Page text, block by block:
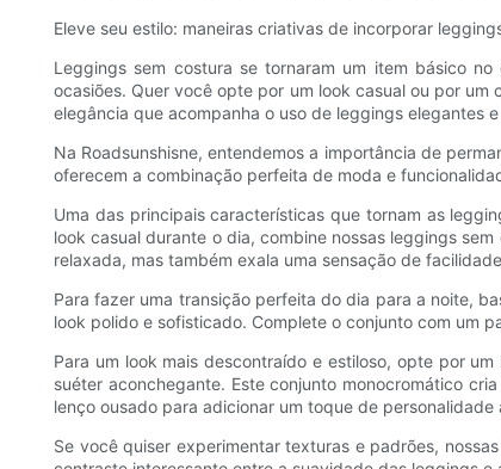
Eleve seu estilo: maneiras criativas de incorporar
Leggings sem costura se tornaram um item básico
ocasiões. Quer você opte por um look casual ou por
elegância que acompanha o uso de leggings elegantes
Na Roadsunshisne, entendemos a importância de
oferecem a combinação perfeita de moda e
Uma das principais características que tornam as
look casual durante o dia, combine nossas leggings
relaxada, mas também exala uma sensação de
Para fazer uma transição perfeita do dia para a noite,
look polido e sofisticado. Complete o conjunto com um
Para um look mais descontraído e estiloso, opte por
suéter aconchegante. Este conjunto monocromático
lenço ousado para adicionar um toque de personalidade
Se você quiser experimentar texturas e padrões,